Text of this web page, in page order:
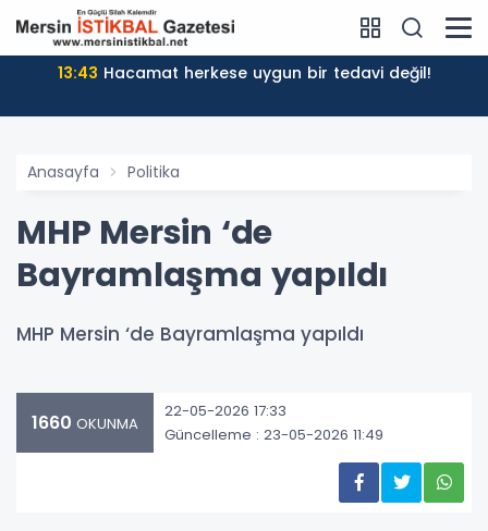
13:43 Hacamat herkese uygun bir tedavi değil!
Anasayfa Politika
MHP Mersin ‘de
Bayramlaşma yapıldı
MHP Mersin ‘de Bayramlaşma yapıldı
1660 OKUNMA
22-05-2026 17:33
Güncelleme : 23-05-2026 11:49